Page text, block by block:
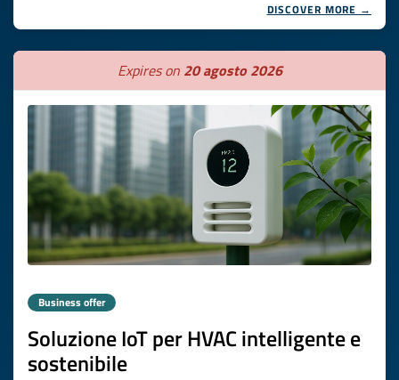
DISCOVER MORE →
Expires on 20 agosto 2026
Business offer
Soluzione IoT per HVAC intelligente e
sostenibile